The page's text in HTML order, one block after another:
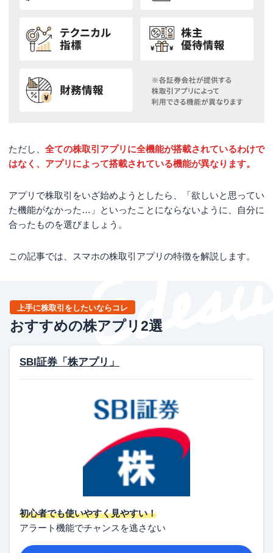
ただし、 全ての株取引アプリに全機能が搭載されているわけで
はなく、 アプリによって搭載されている機能が異なります。
アプリで株取引をいざ始めようとしたら、「欲しいと思ってい
た機能がなかった…」といったことにならないように、自分に
合ったものを選びましょう。
この記事では、スマホの株取引アプリの特徴を解説します。
上手に株取引をしたいならコレ
おすすめの株アプリ2選
SBI証券「株アプリ」
初心者でも使いやすく見やすい！
アラート機能でチャンスを逃さない